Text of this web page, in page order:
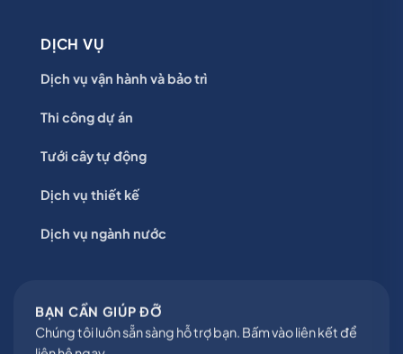
DỊCH VỤ
Dịch vụ vận hành và bảo trì
Thi công dự án
Tưới cây tự động
Dịch vụ thiết kế
Dịch vụ ngành nước
BẠN CẦN GIÚP ĐỠ
Chúng tôi luôn sẵn sàng hỗ trợ bạn. Bấm vào liên kết để